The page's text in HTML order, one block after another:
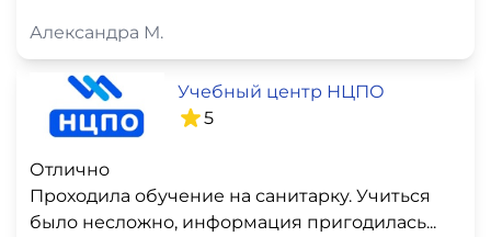
Александра М.
Учебный центр НЦПО
5
Отлично
Проходила обучение на санитарку. Учиться
было несложно, информация пригодилась...